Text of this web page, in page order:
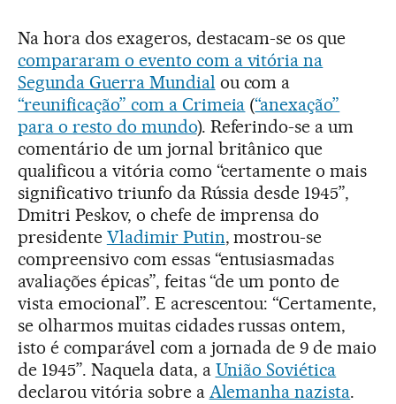
Na hora dos exageros, destacam-se os que
compararam o evento com a vitória na
Segunda Guerra Mundial ou com a
“reunificação” com a Crimeia (“anexação”
para o resto do mundo). Referindo-se a um
comentário de um jornal britânico que
qualificou a vitória como “certamente o mais
significativo triunfo da Rússia desde 1945”,
Dmitri Peskov, o chefe de imprensa do
presidente Vladimir Putin, mostrou-se
compreensivo com essas “entusiasmadas
avaliações épicas”, feitas “de um ponto de
vista emocional”. E acrescentou: “Certamente,
se olharmos muitas cidades russas ontem,
isto é comparável com a jornada de 9 de maio
de 1945”. Naquela data, a União Soviética
declarou vitória sobre a Alemanha nazista.